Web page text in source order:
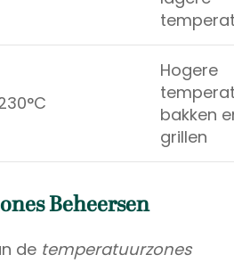
Hogere
bakken
grillen
Beheersen
de temperatuurzones